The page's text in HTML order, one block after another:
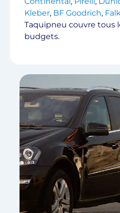
Kleber, BF Goodrich,
Taquipneu couvre tous
budgets.